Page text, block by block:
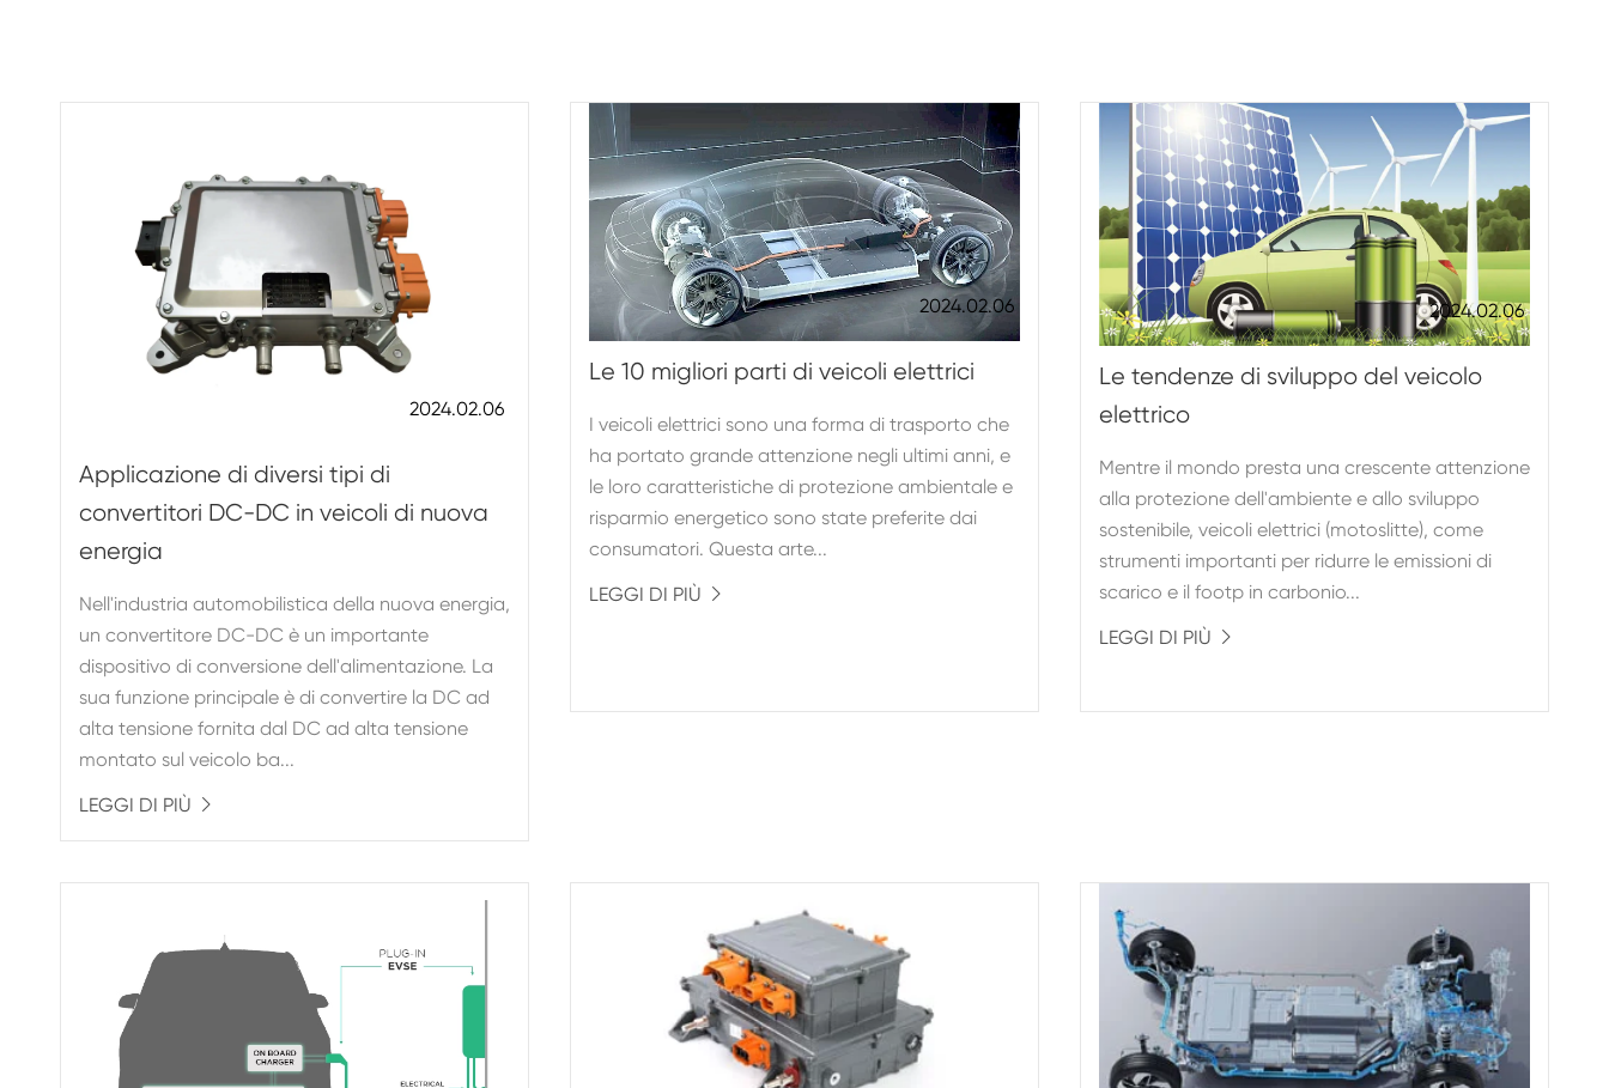
2024.02.06
Applicazione di diversi tipi di
convertitori DC-DC in veicoli di nuova
energia
Nell'industria automobilistica della nuova energia,
un convertitore DC-DC è un importante
dispositivo di conversione dell'alimentazione. La
sua funzione principale è di convertire la DC ad
alta tensione fornita dal DC ad alta tensione
montato sul veicolo ba...
LEGGI DI PIÙ

2024.02.06
Le 10 migliori parti di veicoli elettrici
I veicoli elettrici sono una forma di trasporto che
ha portato grande attenzione negli ultimi anni, e
le loro caratteristiche di protezione ambientale e
risparmio energetico sono state preferite dai
consumatori. Questa arte...
LEGGI DI PIÙ

2024.02.06
Le tendenze di sviluppo del veicolo
elettrico
Mentre il mondo presta una crescente attenzione
alla protezione dell'ambiente e allo sviluppo
sostenibile, veicoli elettrici (motoslitte), come
strumenti importanti per ridurre le emissioni di
scarico e il footp in carbonio...
LEGGI DI PIÙ
